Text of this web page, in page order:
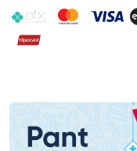
PIX MasterCard
VISA
Hipercard